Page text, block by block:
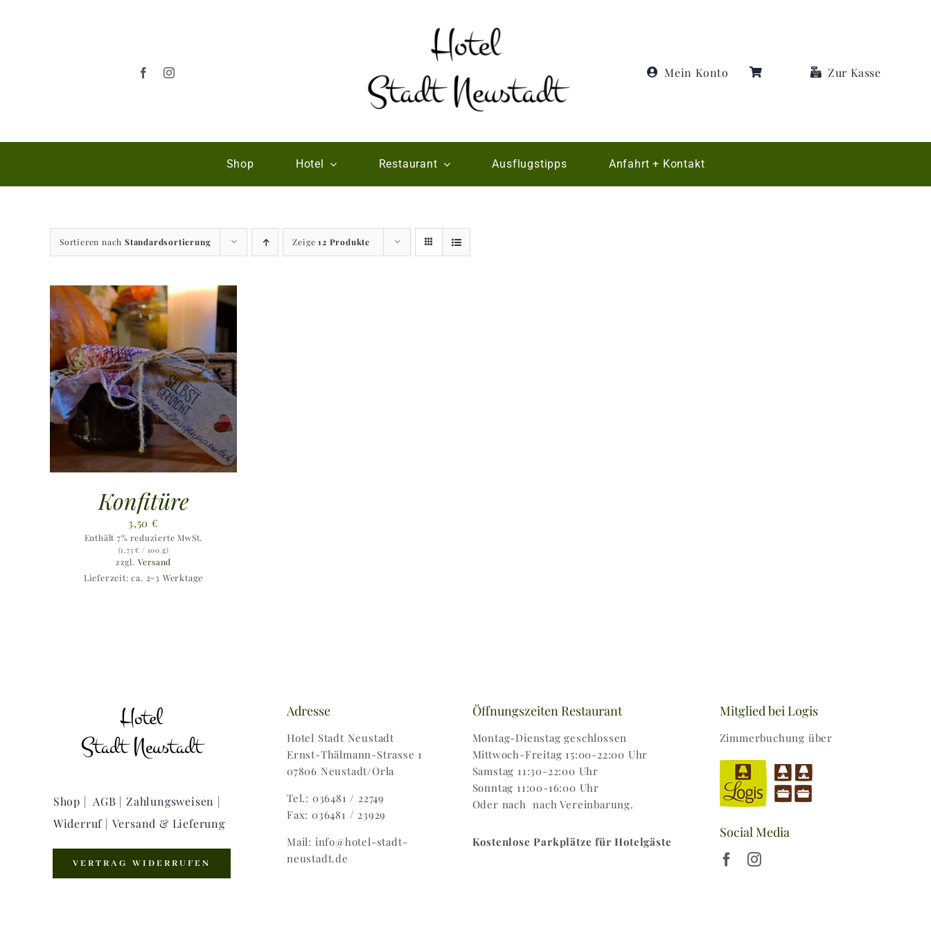
Mein Konto Zur Kasse
Shop Hotel Restaurant Ausflugstipps Anfahrt + Kontakt
Sortieren nach Standardsortierung Zeige12 Produkte
Konfitüre
3,50€
Enthält 7% reduzierte MwSt.
(1,75€ / 100 g)
zzgl. Versand
Lieferzeit: ca. 2-3 Werktage
Shop | AGB | Zahlungsweisen |
Widerruf | Versand & Lieferung
VERTRAG WIDERRUFEN
Adresse
Hotel Stadt Neustadt
Ernst-Thälmann-Strasse 1
07806 Neustadt/Orla
Tel.: 036481 / 22749
Fax: 036481 / 23929
Mail: info@hotel-stadt-
neustadt.de
Öffnungszeiten Restaurant
Montag-Dienstag geschlossen
Mittwoch-Freitag 15:00-22:00 Uhr
Samstag 11:30-22:00 Uhr
Sonntag 11:00-16:00 Uhr
Oder nach nach Vereinbarung.
Kostenlose Parkplätze für Hotelgäste
Mitglied bei Logis
Zimmerbuchung über
Social Media